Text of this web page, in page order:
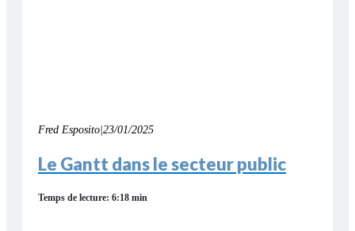
Fred Esposito 23/01/2025
Le Gantt dans le secteur public
Temps de lecture: 6:18 min